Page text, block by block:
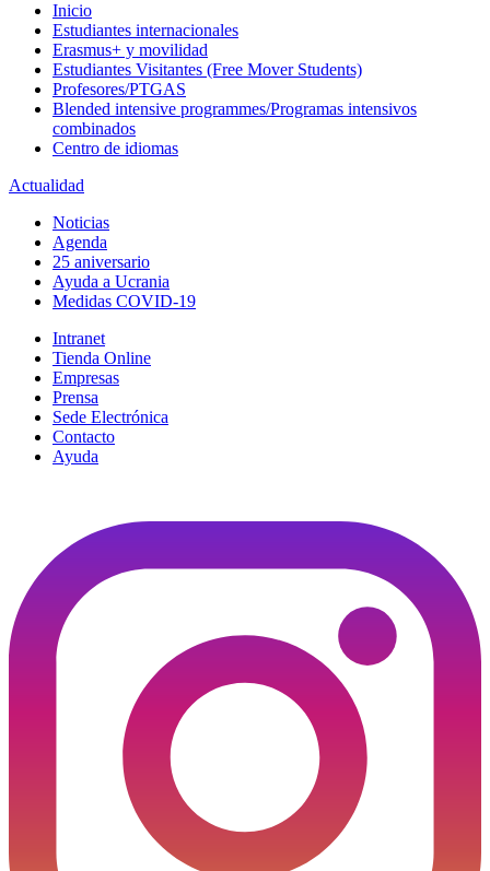
Inicio
Estudiantes internacionales
Erasmus+ y movilidad
Estudiantes Visitantes (Free Mover Students)
Profesores/PTGAS
Blended intensive programmes/Programas intensivos
combinados
Centro de idiomas
Actualidad
Noticias
Agenda
25 aniversario
Ayuda a Ucrania
Medidas COVID-19
Intranet
Tienda Online
Empresas
Prensa
Sede Electrónica
Contacto
Ayuda